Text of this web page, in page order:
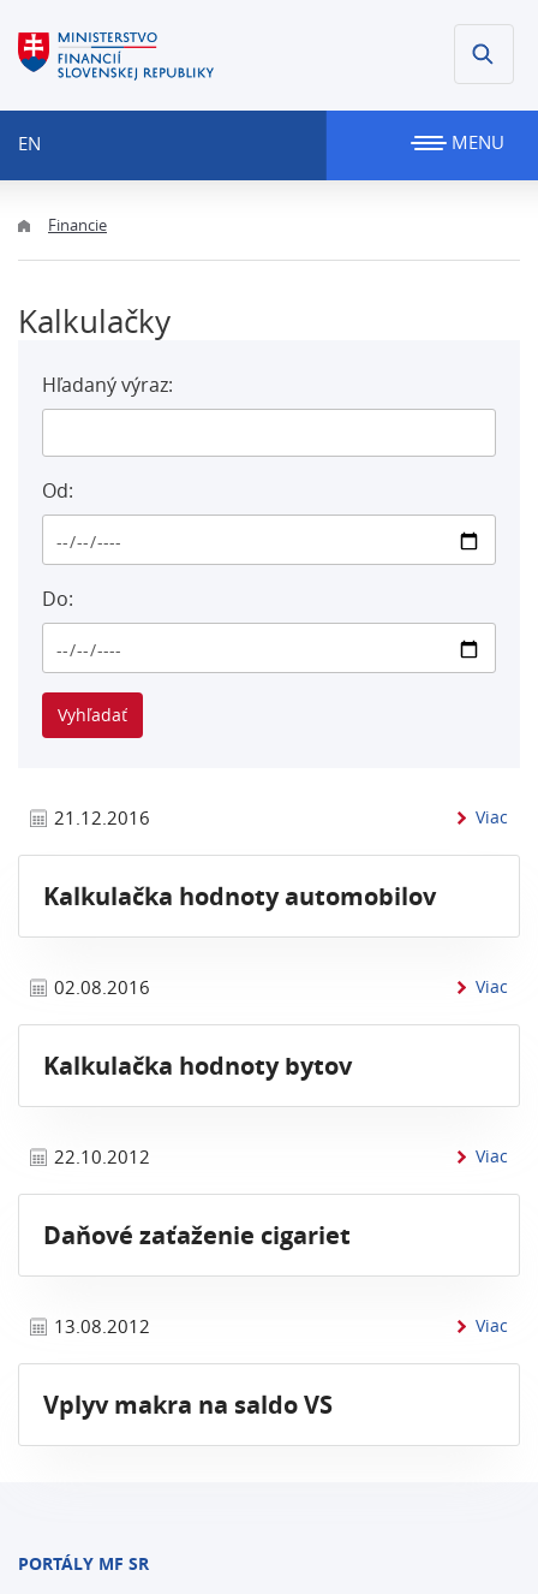
EN MENU
Financie
Kalkulačky
Hľadaný výraz:
Od:
Do:
21.12.2016 Viac
Kalkulačka hodnoty automobilov
02.08.2016 Viac
Kalkulačka hodnoty bytov
22.10.2012 Viac
Daňové zaťaženie cigariet
13.08.2012 Viac
Vplyv makra na saldo VS
PORTÁLY MF SR